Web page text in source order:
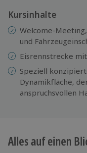
Kursinhalte
Welcome-
und
Eisrennstrecke
Speziell
Dynamikfläche,
anspruchsvollen
Alles auf einen